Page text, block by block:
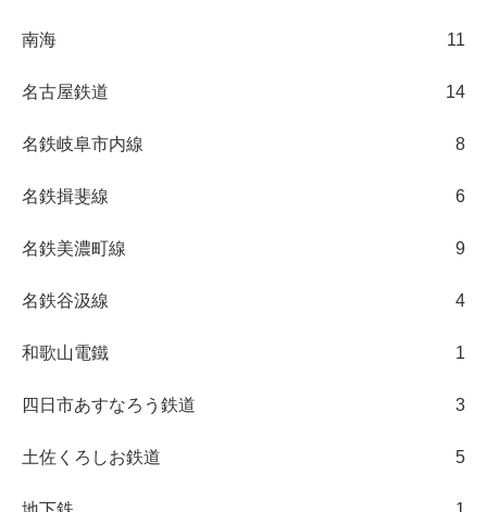
南海 11
名古屋鉄道 14
名鉄岐阜市内線 8
名鉄揖斐線 6
名鉄美濃町線 9
名鉄谷汲線 4
和歌山電鐵 1
四日市あすなろう鉄道 3
土佐くろしお鉄道 5